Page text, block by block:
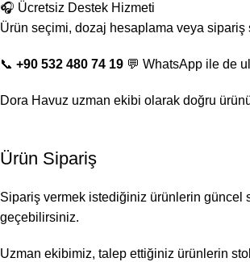
🎧 Ücretsiz Destek Hizmeti
Ürün seçimi, dozaj hesaplama veya
📞 +90 532 480 74 19 💬 WhatsApp ile de
Dora Havuz uzman ekibi olarak doğru
Ürün Sipariş
Sipariş vermek istediğiniz ürünlerin güncel
geçebilirsiniz.
Uzman ekibimiz, talep ettiğiniz ürünlerin